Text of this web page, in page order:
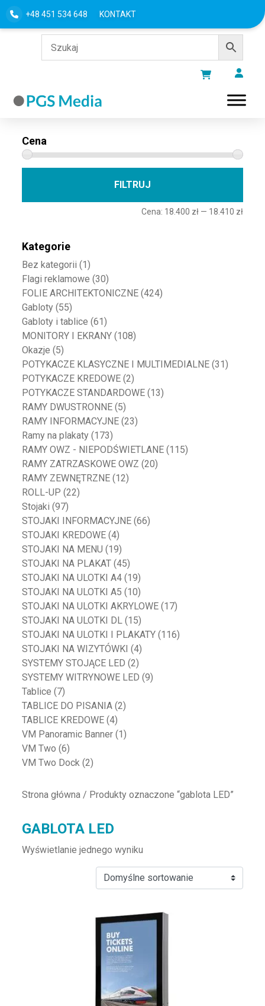
+48 451 534 648 KONTAKT
Filtru według
Cena
FILTRUJ
Cena: 18.400 zł— 18.410 zł
Kategorie
Bez kategorii (1)
Flagi reklamowe (30)
FOLIE ARCHITEKTONICZNE (424)
Gabloty (55)
Gabloty i tablice (61)
MONITORY I EKRANY (108)
Okazje (5)
POTYKACZE KLASYCZNE I MULTIMEDIALNE (31)
POTYKACZE KREDOWE (2)
POTYKACZE STANDARDOWE (13)
RAMY DWUSTRONNE (5)
RAMY INFORMACYJNE (23)
Ramy na plakaty (173)
RAMY OWZ - NIEPODŚWIETLANE (115)
RAMY ZATRZASKOWE OWZ (20)
RAMY ZEWNĘTRZNE (12)
ROLL-UP (22)
Stojaki (97)
STOJAKI INFORMACYJNE (66)
STOJAKI KREDOWE (4)
STOJAKI NA MENU (19)
STOJAKI NA PLAKAT (45)
STOJAKI NA ULOTKI A4 (19)
STOJAKI NA ULOTKI A5 (10)
STOJAKI NA ULOTKI AKRYLOWE (17)
STOJAKI NA ULOTKI DL (15)
STOJAKI NA ULOTKI I PLAKATY (116)
STOJAKI NA WIZYTÓWKI (4)
SYSTEMY STOJĄCE LED (2)
SYSTEMY WITRYNOWE LED (9)
Tablice (7)
TABLICE DO PISANIA (2)
TABLICE KREDOWE (4)
VM Panoramic Banner (1)
VM Two (6)
VM Two Dock (2)
Strona główna / Produkty oznaczone “gablota LED”
GABLOTA LED
Wyświetlanie jednego wyniku